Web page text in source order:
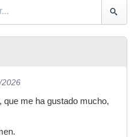
2026
que me ha gustado mucho,